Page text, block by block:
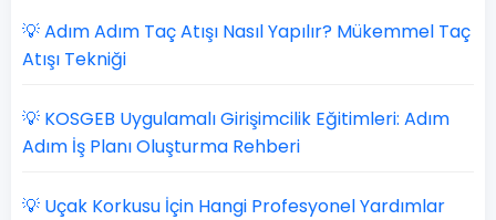
💡 Adım Adım Taç Atışı Nasıl Yapılır? Mükemmel Taç
Atışı Tekniği
💡 KOSGEB Uygulamalı Girişimcilik Eğitimleri: Adım
Adım İş Planı Oluşturma Rehberi
💡 Uçak Korkusu İçin Hangi Profesyonel Yardımlar